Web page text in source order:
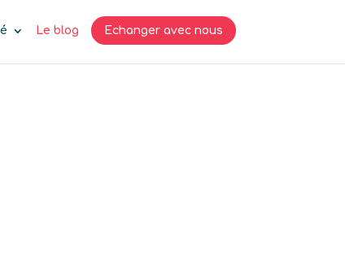
Le blog Echanger avec nous